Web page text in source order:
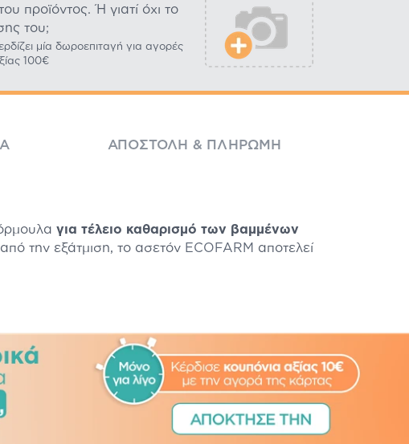
προϊόντος. Ή γιατί όχι το
του;
μία δωροεπιταγή για αγορές
100€
ΑΠΟΣΤΟΛΉ & ΠΛΗΡΩΜΉ
για τέλειο καθαρισμό των βαμμένων
την εξάτμιση, το ασετόν ECOFARM αποτελεί